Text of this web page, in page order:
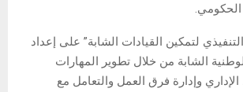
لتمكين القيادات الشابة” على إعداد
الشابة من خلال تطوير المهارات
الإداري وإدارة فرق العمل والتعامل مع